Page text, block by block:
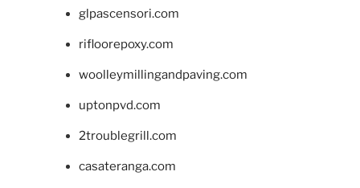
glpascensori.com
rifloorepoxy.com
woolleymillingandpaving.com
uptonpvd.com
2troublegrill.com
casateranga.com